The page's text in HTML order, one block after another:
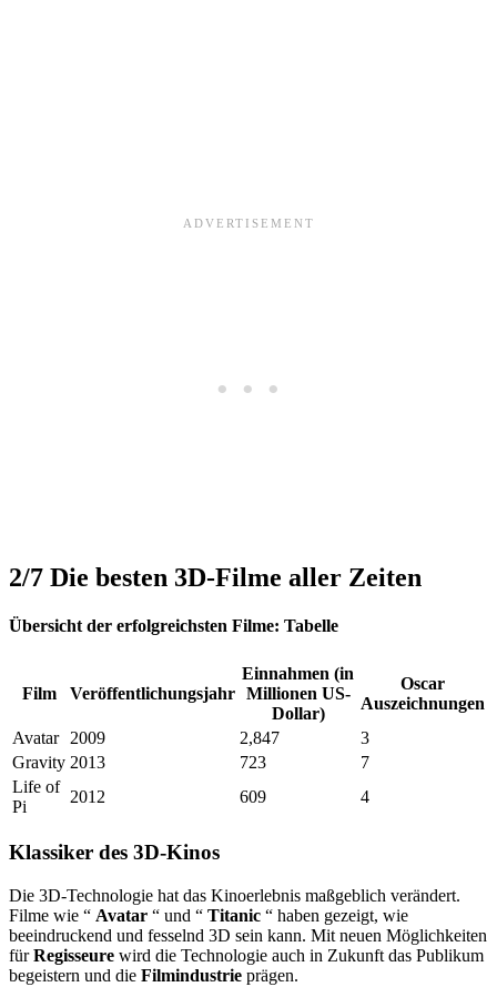
2/7 Die besten 3D-Filme aller Zeiten
Übersicht der erfolgreichsten Filme: Tabelle
Film Veröffentlichungsjahr
Einnahmen (in
Millionen US-
Dollar)
Oscar
Auszeichnungen
Avatar
2009 2,847
3
Gravity 2013 723
7
Life of
Pi
2012 609 4
Klassiker des 3D-Kinos
Die 3D-Technologie hat das Kinoerlebnis maßgeblich verändert.
Filme wie “ Avatar “ und “ Titanic “ haben gezeigt, wie
beeindruckend und fesselnd 3D sein kann. Mit neuen Möglichkeiten
fürRegisseure wird die Technologie auch in Zukunft das Publikum
begeistern und die Filmindustrie prägen.